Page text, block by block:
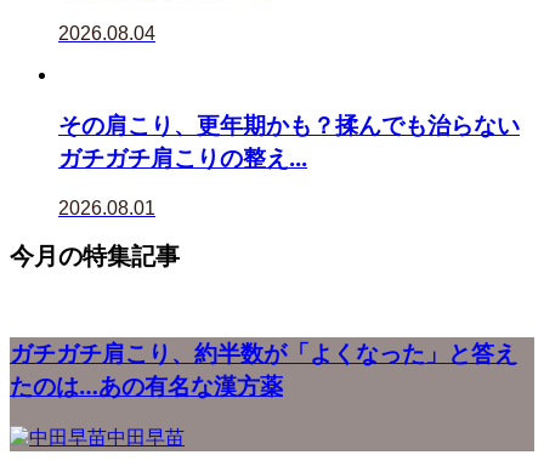
2026.08.04
その肩こり、更年期かも？揉んでも治らない
ガチガチ肩こりの整え...
2026.08.01
今月の特集記事
ガチガチ肩こり、約半数が「よくなった」と答え
たのは…あの有名な漢方薬
中田早苗